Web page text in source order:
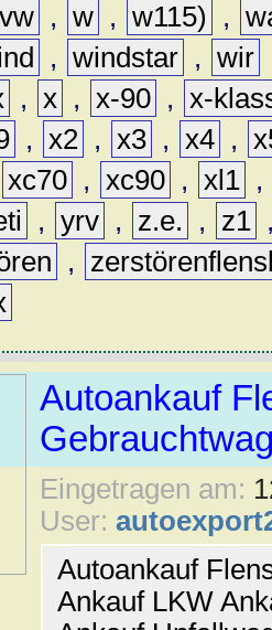
vw , w , w115) ,
, windstar , wir
, x , x-90 , x-
, x2 , x3 , x4 ,
xc70 , xc90 , xl1 ,
, yrv , z.e. , z1
,
Autoankauf
Eingetragen am:
User:
Autoankauf
Ankauf LKW